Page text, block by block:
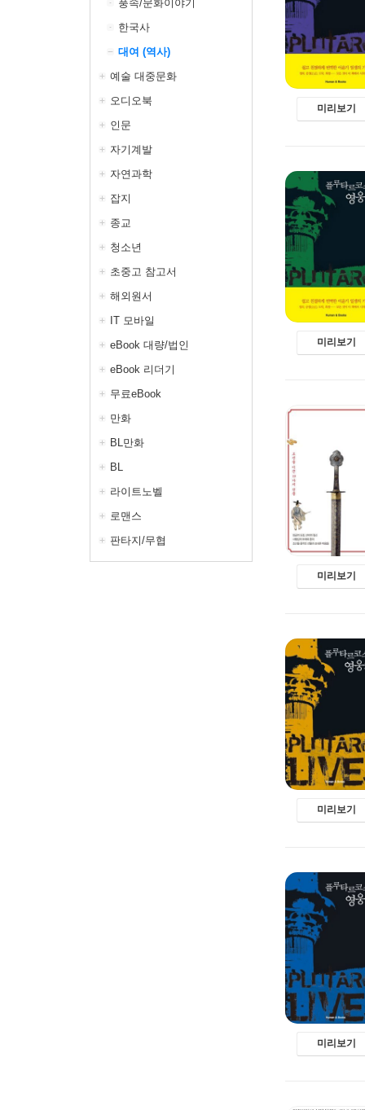
풍속/문화이야기
한국사
대여 (역사)
예술 대중문화
오디오북
인문
자기계발
자연과학
잡지
종교
청소년
초중고 참고서
해외원서
IT 모바일
eBook 대량/법인
eBook 리더기
무료eBook
만화
BL만화
BL
라이트노벨
로맨스
판타지/무협
미리보기
미리보기
미리보기
미리보기
미리보기